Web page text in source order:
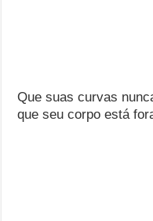
Que suas curvas
que seu corpo está